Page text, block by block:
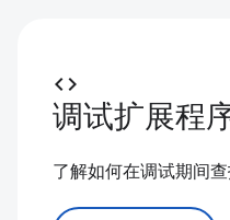
code
调试扩展程
了解如何在调试期间查